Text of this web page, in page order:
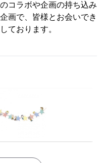
コラボや企画の持ち込み
画で、皆様とお会いでき
ております。